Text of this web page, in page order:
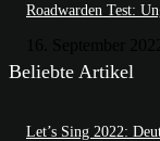
Roadwarden Test:
Beliebte Artikel
Let’s Sing 2022: